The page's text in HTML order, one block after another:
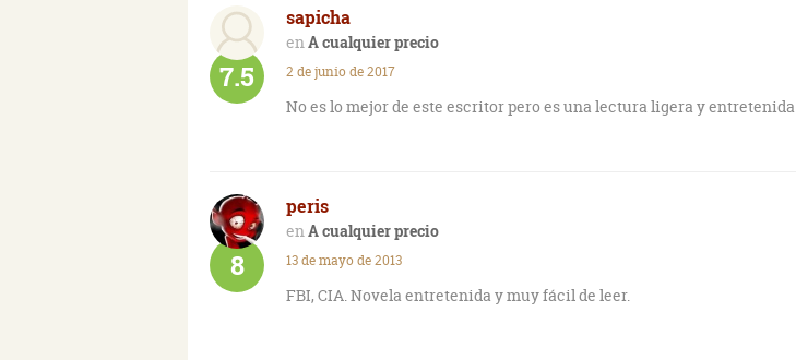
sapicha
A cualquier precio
7.5 2 de junio de 2017
No es lo mejor de este escritor pero es una lectura ligera y entretenida
peris
A cualquier precio
8 13 de mayo de 2013
FBI, CIA. Novela entretenida y muy fácil de leer.